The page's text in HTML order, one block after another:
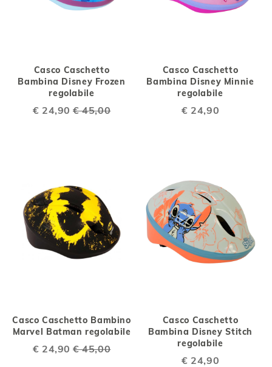
Casco Caschetto
Bambina Disney Frozen
regolabile
Special
€ 24,90 € 45,00
Casco Caschetto
Bambina Disney Minnie
regolabile
€ 24,90
Casco Caschetto Bambino
Marvel Batman regolabile
Special
€ 24,90 € 45,00
Casco Caschetto
Bambina Disney Stitch
regolabile
€ 24,90